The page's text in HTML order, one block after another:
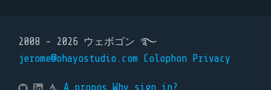
2008 - 2026 ウェボゴン ࿐
jerome@ohayostudio.com Colophon Privacy
A propos Why sign in?